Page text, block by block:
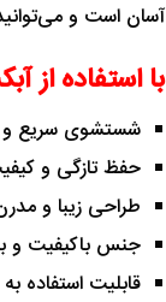
آسان است و
با استفاده از
شستشوی سریع و
حفظ تازگی و
طراحی زیبا و
جنس باکیفیت و
قابلیت استفاده